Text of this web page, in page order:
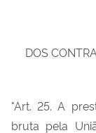
DOS
"Art. 25. A
bruta pela